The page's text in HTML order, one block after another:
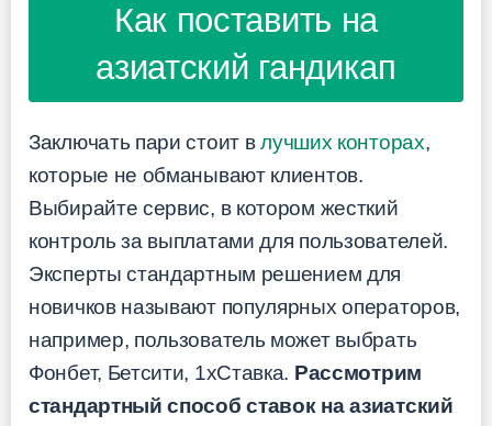
Как поставить на
азиатский гандикап
Заключать пари стоит влучших конторах,
которые не обманывают клиентов.
Выбирайте сервис, в котором жесткий
контроль за выплатами для пользователей.
Эксперты стандартным решением для
новичков называют популярных операторов,
например, пользователь может выбрать
Фонбет, Бетсити, 1хСтавка. Рассмотрим
стандартный способ ставок на азиатский